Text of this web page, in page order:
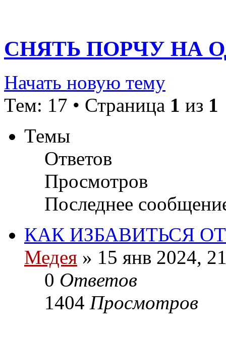
СНЯТЬ ПОРЧУ НА
Начать новую тему
Тем: 17 • Страница 1 из 1
Темы
Ответов
Просмотров
Последнее
КАК ИЗБАВИТЬСЯ
Медея » 15 янв 2024,
0 Ответов
1404 Просмотров